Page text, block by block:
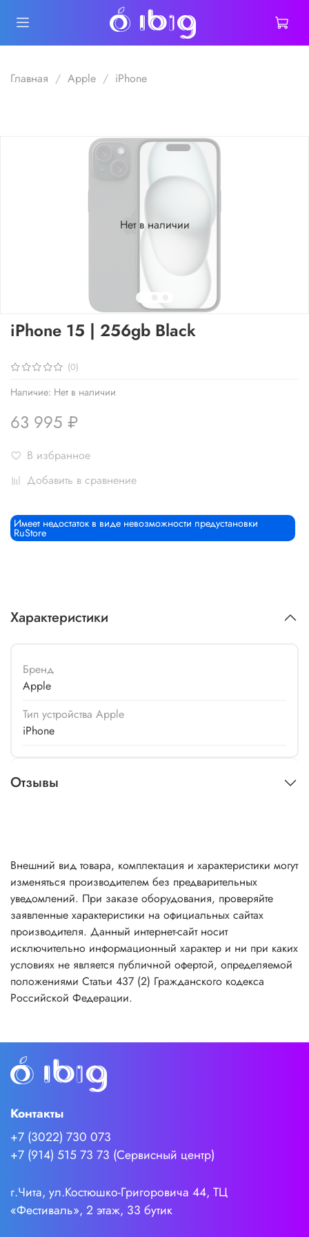
Главная Apple iPhone
Нет в наличии
(0)
Наличие: Нет в наличии
Имеет недостаток в виде невозможности предустановки
RuStore
iPhone 15 | 256gb Black
63 995 ₽
В избранное
Добавить в сравнение
Характеристики
Бренд
Apple
Тип устройства Apple
iPhone
Отзывы
Внешний вид товара, комплектация и характеристики могут
изменяться производителем без предварительных
уведомлений. При заказе оборудования, проверяйте
заявленные характеристики на официальных сайтах
производителя. Данный интернет-сайт носит
исключительно информационный характер и ни при каких
условиях не является публичной офертой, определяемой
положениями Статьи 437 (2) Гражданского кодекса
Российской Федерации.
Контакты
+7 (3022) 730 073
+7 (914) 515 73 73 (Сервисный центр)
г.Чита, ул.Костюшко-Григоровича 44, ТЦ
«Фестиваль», 2 этаж, 33 бутик